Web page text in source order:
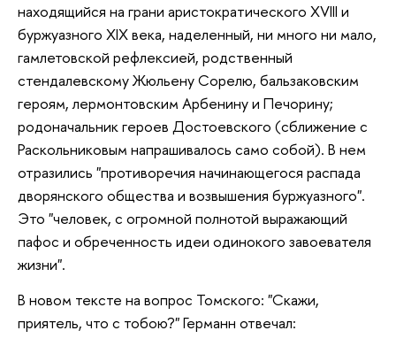
находящийся на грани аристократического XVIII и
буржуазного XIX века, наделенный, ни много ни мало,
гамлетовской рефлексией, родственный
стендалевскому Жюльену Сорелю, бальзаковским
героям, лермонтовским Арбенину и Печорину;
родоначальник героев Достоевского (сближение с
Раскольниковым напрашивалось само собой). В нем
отразились "противоречия начинающегося распада
дворянского общества и возвышения буржуазного".
Это "человек, с огромной полнотой выражающий
пафос и обреченность идеи одинокого завоевателя
жизни".
В новом тексте на вопрос Томского: "Скажи,
приятель, что с тобою?" Германн отвечал: